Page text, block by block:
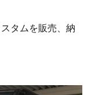
タムを販売、納